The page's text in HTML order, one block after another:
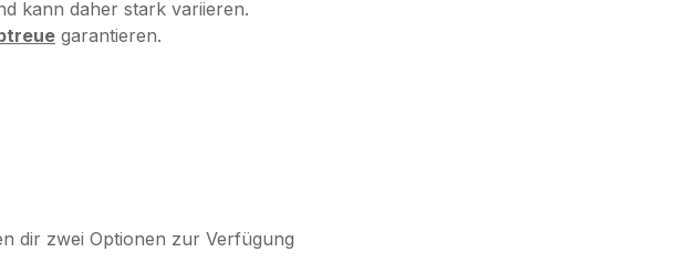
kann daher stark variieren.
garantieren.
dir zwei Optionen zur Verfügung